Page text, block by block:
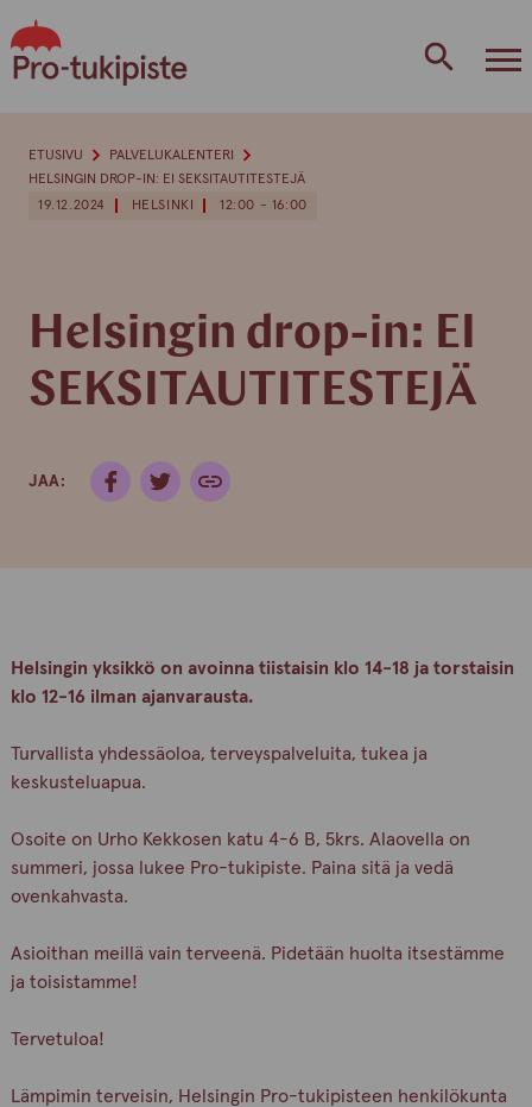
to
content
19.12.2024 HELSINKI 12:00 - 16:00
Helsingin drop-in: EI
SEKSITAUTITESTEJÄ
JAA:
ETUSIVU
PALVELUKALENTERI
HELSINGIN DROP-IN: EI SEKSITAUTITESTEJÄ
Helsingin yksikkö on avoinna tiistaisin klo 14-18 ja torstaisin
klo 12-16 ilman ajanvarausta.
Turvallista yhdessäoloa, terveyspalveluita, tukea ja
keskusteluapua.
Osoite on Urho Kekkosen katu 4-6 B, 5krs. Alaovella on
summeri, jossa lukee Pro-tukipiste. Paina sitä ja vedä
ovenkahvasta.
Asioithan meillä vain terveenä. Pidetään huolta itsestämme
ja toisistamme!
Tervetuloa!
Lämpimin terveisin, Helsingin Pro-tukipisteen henkilökunta